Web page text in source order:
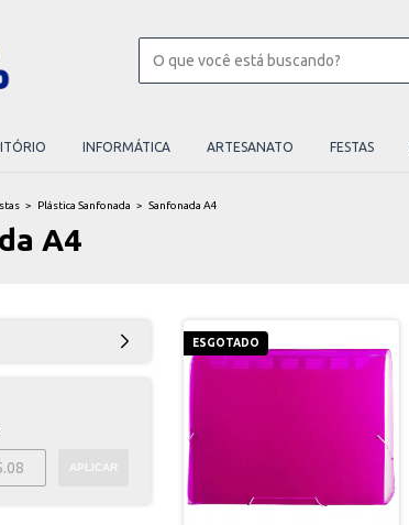
INFORMÁTICA ARTESANATO FESTAS
> Plástica Sanfonada > Sanfonada A4
A4
APLICAR
ESGOTADO